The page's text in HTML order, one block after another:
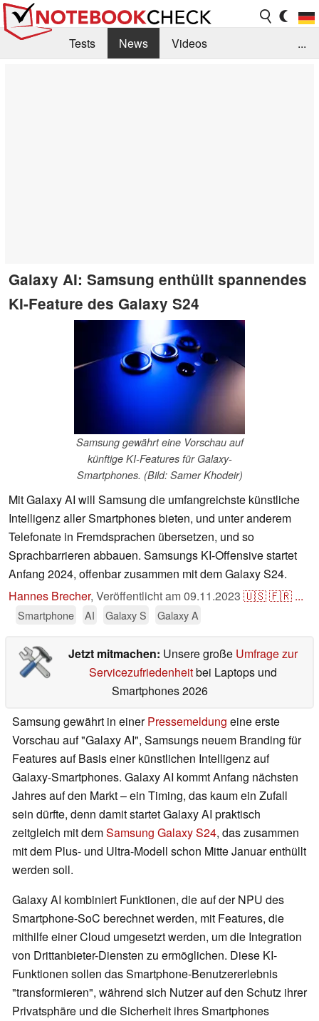
Tests News
Videos
...
Galaxy AI: Samsung enthüllt spannendes
KI-Feature des Galaxy S24
Samsung gewährt eine Vorschau auf
künftige KI-Features für Galaxy-
Smartphones. (Bild: Samer Khodeir)
Mit Galaxy AI will Samsung die umfangreichste künstliche
Intelligenz aller Smartphones bieten, und unter anderem
Telefonate in Fremdsprachen übersetzen, und so
Sprachbarrieren abbauen. Samsungs KI-Offensive startet
Anfang 2024, offenbar zusammen mit dem Galaxy S24.
Hannes Brecher, Veröffentlicht am09.11.2023 🇺🇸🇫🇷 ...
Smartphone AI Galaxy S Galaxy A
Jetzt mitmachen: Unsere große Umfrage zur
Servicezufriedenheitbei Laptops und
Smartphones 2026
Samsung gewährt in einerPressemeldung eine erste
Vorschau auf "Galaxy AI", Samsungs neuem Branding für
Features auf Basis einer künstlichen Intelligenz auf
Galaxy-Smartphones. Galaxy AI kommt Anfang nächsten
Jahres auf den Markt – ein Timing, das kaum ein Zufall
sein dürfte, denn damit startet Galaxy AI praktisch
zeitgleich mit demSamsung Galaxy S24, das zusammen
mit dem Plus- und Ultra-Modell schon Mitte Januar enthüllt
werden soll.
Galaxy AI kombiniert Funktionen, die auf der NPU des
Smartphone-SoC berechnet werden, mit Features, die
mithilfe einer Cloud umgesetzt werden, um die Integration
von Drittanbieter-Diensten zu ermöglichen. Diese KI-
Funktionen sollen das Smartphone-Benutzererlebnis
"transformieren", während sich Nutzer auf den Schutz ihrer
Privatsphäre und die Sicherheit ihres Smartphones